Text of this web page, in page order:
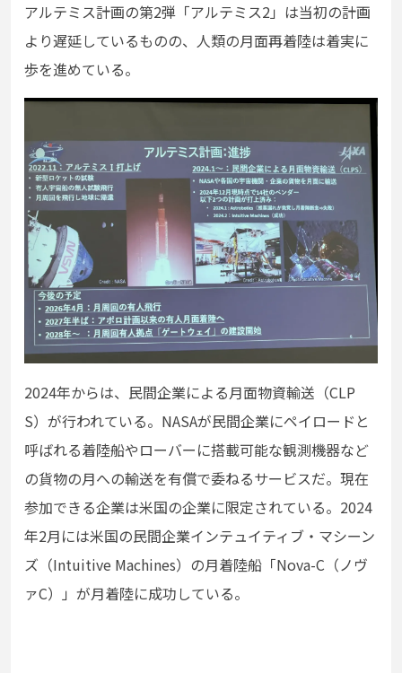
アルテミス計画の第2弾「アルテミス2」は当初の計画
より遅延しているものの、人類の月面再着陸は着実に
歩を進めている。
2024年からは、民間企業による月面物資輸送（CLP
S）が行われている。NASAが民間企業にペイロードと
呼ばれる着陸船やローバーに搭載可能な観測機器など
の貨物の月への輸送を有償で委ねるサービスだ。現在
参加できる企業は米国の企業に限定されている。2024
年2月には米国の民間企業インテュイティブ・マシーン
ズ（Intuitive Machines）の月着陸船「Nova-C（ノヴ
ァC）」が月着陸に成功している。